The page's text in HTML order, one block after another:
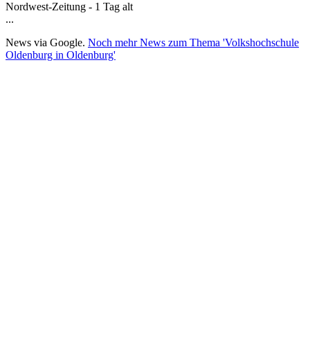
Nordwest-Zeitung - 1 Tag alt
...
News via Google. Noch mehr News zum Thema 'Volkshochschule
Oldenburg in Oldenburg'